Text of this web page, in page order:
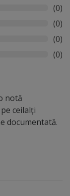
(0)
(0)
(0)
(0)
notă
ceilalți
documentată.